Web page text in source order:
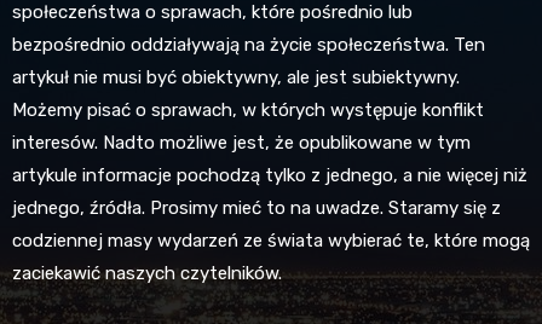
społeczeństwa o sprawach, które pośrednio lub
bezpośrednio oddziaływają na życie społeczeństwa. Ten
artykuł nie musi być obiektywny, ale jest subiektywny.
Możemy pisać o sprawach, w których występuje konflikt
interesów. Nadto możliwe jest, że opublikowane w tym
artykule informacje pochodzą tylko z jednego, a nie więcej niż
jednego, źródła. Prosimy mieć to na uwadze. Staramy się z
codziennej masy wydarzeń ze świata wybierać te, które mogą
zaciekawić naszych czytelników.